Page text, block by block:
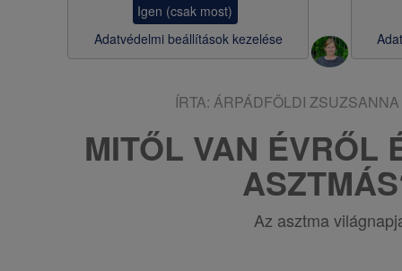
Igen (csak most)
Adatvédelmi beállítások kezelése
ÍRTA: ÁRPÁDFÖLDI ZSUZSANNA
MITŐL VAN ÉVRŐL
Az asztma